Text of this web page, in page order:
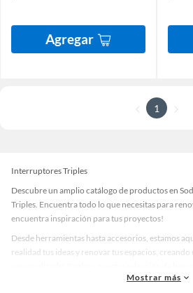
Agregar
1
Interruptores Triples
Descubre un amplio catálogo de productos en
Triples. Encuentra todo lo que necesitas para
encuentra inspiración para tus proyectos!
Desde herramientas hasta accesorios, estamos
realidad tus ideas y renovar tus espacios,
accesorios de calidad que te ayudarán a crear un
Mostrar más